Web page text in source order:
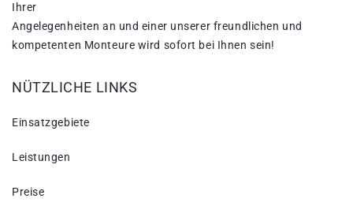
Ihrer
Angelegenheiten an und einer unserer freundlichen und
kompetenten Monteure wird sofort bei Ihnen sein!
NÜTZLICHE LINKS
Einsatzgebiete
Leistungen
Preise